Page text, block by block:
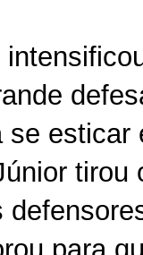
se
tirou